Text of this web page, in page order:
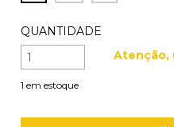
QUANTIDADE
1 em estoque
Atenção,